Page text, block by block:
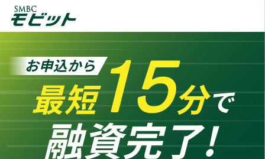
お申込から
最短15分で
融資完了!